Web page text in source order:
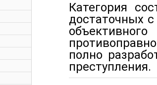
Категория
доста­точных
полно
преступления.